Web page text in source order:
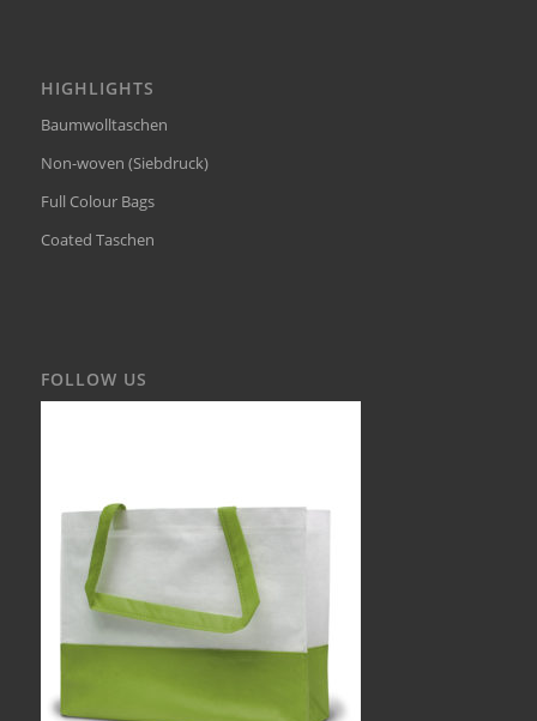
HIGHLIGHTS
Baumwolltaschen
Non-woven (Siebdruck)
Full Colour Bags
Coated Taschen
FOLLOW US